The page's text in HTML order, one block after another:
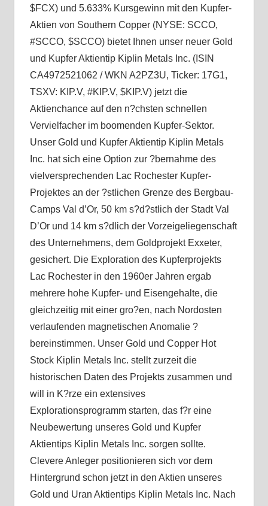
$FCX) und 5.633% Kursgewinn mit den Kupfer-
Aktien von Southern Copper (NYSE: SCCO,
#SCCO, $SCCO) bietet Ihnen unser neuer Gold
und Kupfer Aktientip Kiplin Metals Inc. (ISIN
CA4972521062 / WKN A2PZ3U, Ticker: 17G1,
TSXV: KIP.V, #KIP.V, $KIP.V) jetzt die
Aktienchance auf den n?chsten schnellen
Vervielfacher im boomenden Kupfer-Sektor.
Unser Gold und Kupfer Aktientip Kiplin Metals
Inc. hat sich eine Option zur ?bernahme des
vielversprechenden Lac Rochester Kupfer-
Projektes an der ?stlichen Grenze des Bergbau-
Camps Val d’Or, 50 km s?d?stlich der Stadt Val
D’Or und 14 km s?dlich der Vorzeigeliegenschaft
des Unternehmens, dem Goldprojekt Exxeter,
gesichert. Die Exploration des Kupferprojekts
Lac Rochester in den 1960er Jahren ergab
mehrere hohe Kupfer- und Eisengehalte, die
gleichzeitig mit einer gro?en, nach Nordosten
verlaufenden magnetischen Anomalie ?
bereinstimmen. Unser Gold und Copper Hot
Stock Kiplin Metals Inc. stellt zurzeit die
historischen Daten des Projekts zusammen und
will in K?rze ein extensives
Explorationsprogramm starten, das f?r eine
Neubewertung unseres Gold und Kupfer
Aktientips Kiplin Metals Inc. sorgen sollte.
Clevere Anleger positionieren sich vor dem
Hintergrund schon jetzt in den Aktien unseres
Gold und Uran Aktientips Kiplin Metals Inc. Nach